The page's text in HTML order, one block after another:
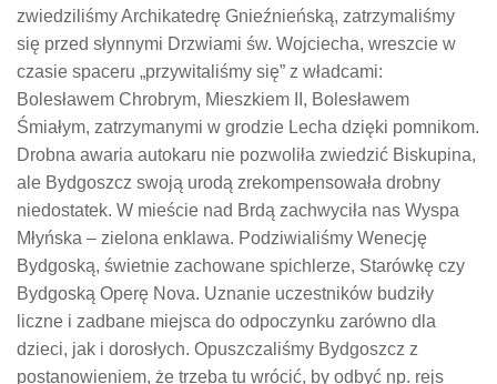
zwiedziliśmy Archikatedrę Gnieźnieńską, zatrzymaliśmy
się przed słynnymi Drzwiami św. Wojciecha, wreszcie w
czasie spaceru „przywitaliśmy się” z władcami:
Bolesławem Chrobrym, Mieszkiem II, Bolesławem
Śmiałym, zatrzymanymi w grodzie Lecha dzięki pomnikom.
Drobna awaria autokaru nie pozwoliła zwiedzić Biskupina,
ale Bydgoszcz swoją urodą zrekompensowała drobny
niedostatek. W mieście nad Brdą zachwyciła nas Wyspa
Młyńska – zielona enklawa. Podziwialiśmy Wenecję
Bydgoską, świetnie zachowane spichlerze, Starówkę czy
Bydgoską Operę Nova. Uznanie uczestników budziły
liczne i zadbane miejsca do odpoczynku zarówno dla
dzieci, jak i dorosłych. Opuszczaliśmy Bydgoszcz z
postanowieniem, że trzeba tu wrócić, by odbyć np. rejs